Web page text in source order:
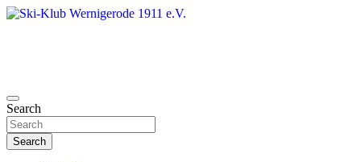
Skip
Ski-Klub Wernigerode 1911 e.V.
Search
Search